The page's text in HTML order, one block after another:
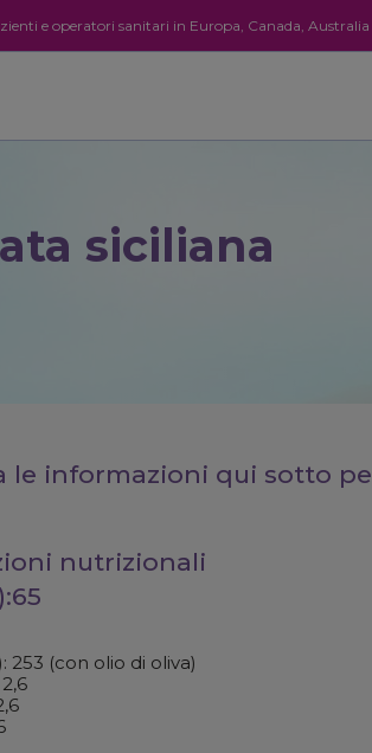
e operatori sanitari in Europa, Canada, Australia
siciliana
le informazioni qui sotto
nutrizionali
253 (con olio di oliva)